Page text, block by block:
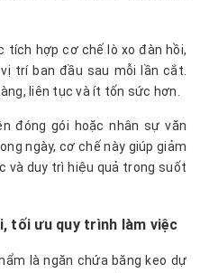
tích hợp cơ chế lò xo đàn hồi,
trí ban đầu sau mỗi lần cắt.
liên tục và ít tốn sức hơn.
đóng gói hoặc nhân sự văn
ngày, cơ chế này giúp giảm
và duy trì hiệu quả trong suốt
tối ưu quy trình làm việc
là ngăn chứa băng keo dự